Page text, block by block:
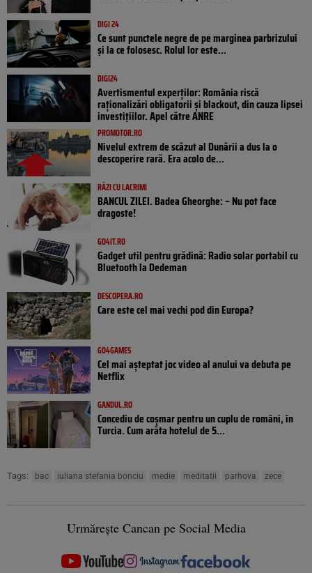
DIGI 24
Ce sunt punctele negre de pe marginea parbrizului
și la ce folosesc. Rolul lor este...
DIGI24
Avertismentul experților: România riscă
raționalizări obligatorii și blackout, din cauza lipsei
investițiilor. Apel către ANRE
PROMOTOR.RO
Nivelul extrem de scăzut al Dunării a dus la o
descoperire rară. Era acolo de...
RÂZI CU LACRIMI
BANCUL ZILEI. Badea Gheorghe: – Nu pot face
dragoste!
GO4IT.RO
Gadget util pentru grădină: Radio solar portabil cu
Bluetooth la Dedeman
DESCOPERA.RO
Care este cel mai vechi pod din Europa?
GO4GAMES
Cel mai așteptat joc video al anului va debuta pe
Netflix
GANDUL.RO
Concediu de coșmar pentru un cuplu de români, în
Turcia. Cum arăta hotelul de 5...
Tags: bac iuliana stefania bonciu medie meditatii parhova zece
Urmărește Cancan pe Social Media